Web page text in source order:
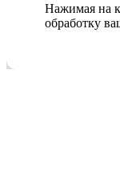
Нажимая на
обработку